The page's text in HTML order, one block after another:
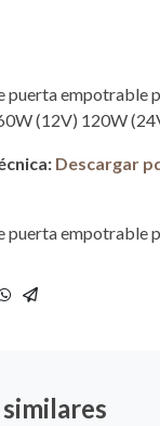
puerta empotrable
(12V) 120W
Descargar
puerta empotrable